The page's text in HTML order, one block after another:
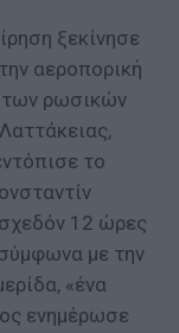
ξεκίνησε
αεροπορική
των ρωσικών
το
12 ώρες
με την
«ένα
ενημέρωσε